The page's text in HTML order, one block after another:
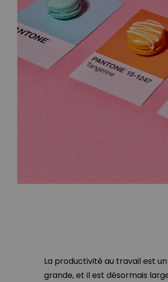
La productivité au travail est
grande, et il est désormais